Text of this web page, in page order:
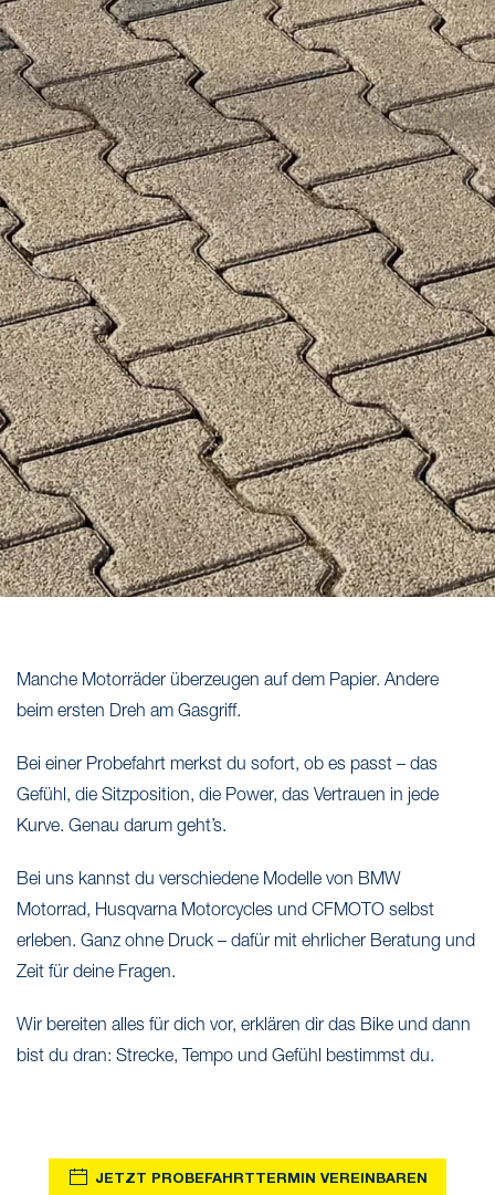
Manche Motorräder überzeugen auf dem Papier. Andere
beim ersten Dreh am Gasgriff.
Bei einer Probefahrt merkst du sofort, ob es passt – das
Gefühl, die Sitzposition, die Power, das Vertrauen in jede
Kurve. Genau darum geht’s.
Bei uns kannst du verschiedene Modelle von BMW
Motorrad Husqvarna Motorcycles und CFMOTO selbst
erleben. Ganz ohne Druck – dafür mit ehrlicher Beratung und
Zeit für deine Fragen.
Wir bereiten alles für dich vor, erklären dir das Bike und dann
bist du dran: Strecke, Tempo und Gefühl bestimmst du.
JETZT PROBEFAHRTTERMIN VEREINBAREN